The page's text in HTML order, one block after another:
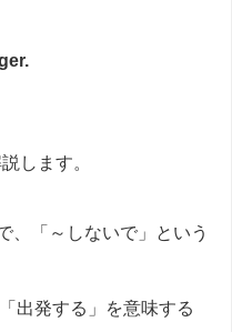
します。
、「～しないで」という
出発する」を意味する